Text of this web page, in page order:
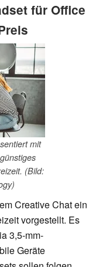
für Office
mit
(Bild:
Creative Chat ein
vorgestellt. Es
3,5-mm-
Geräte